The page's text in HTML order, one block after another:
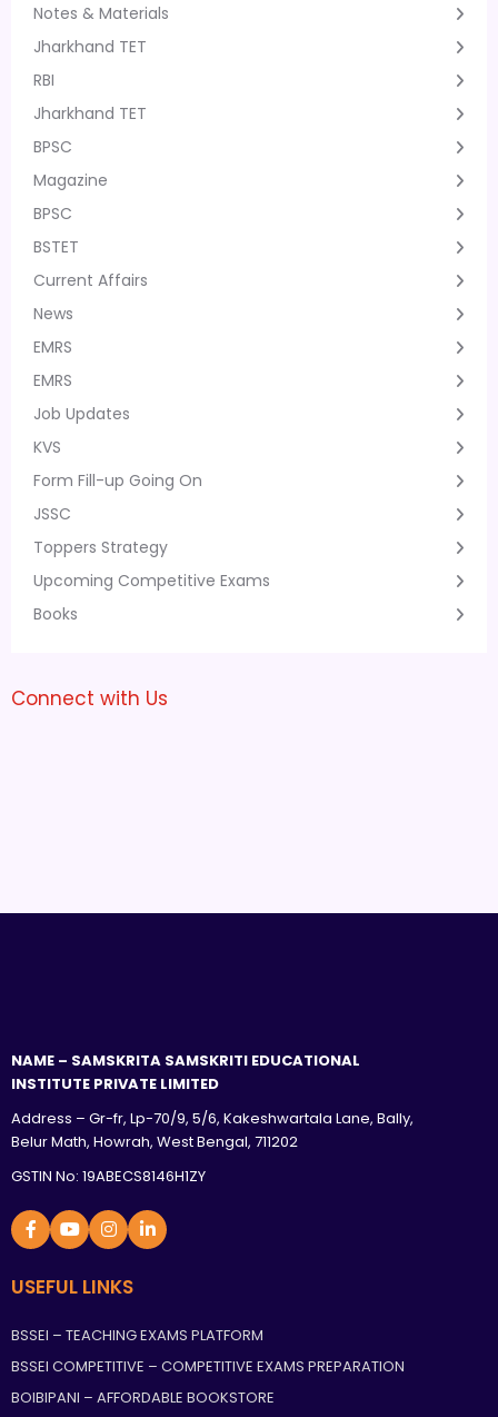
Notes & Materials
Jharkhand TET
RBI
Jharkhand TET
BPSC
Magazine
BPSC
BSTET
Current Affairs
News
EMRS
EMRS
Job Updates
KVS
Form Fill-up Going On
JSSC
Toppers Strategy
Upcoming Competitive Exams
Books
Connect with Us
NAME – SAMSKRITA SAMSKRITI EDUCATIONAL
INSTITUTE PRIVATE LIMITED
Address – Gr-fr, Lp-70/9, 5/6, Kakeshwartala Lane, Bally,
Belur Math, Howrah, West Bengal, 711202
GSTIN No: 19ABECS8146H1ZY
USEFUL LINKS
BSSEI – TEACHING EXAMS PLATFORM
BSSEI COMPETITIVE – COMPETITIVE EXAMS PREPARATION
BOIBIPANI – AFFORDABLE BOOKSTORE